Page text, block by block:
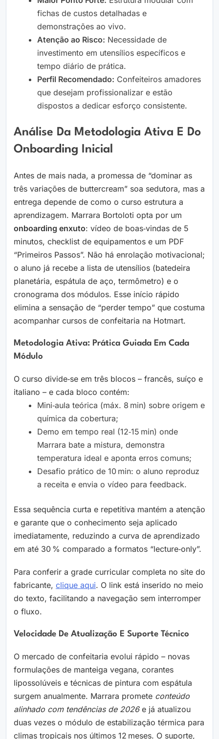
fichas de custos detalhadas e
demonstrações ao vivo.
Atenção ao Risco: Necessidade de
investimento em utensílios específicos e
tempo diário de prática.
Perfil Recomendado: Confeiteiros amadores
que desejam profissionalizar e estão
dispostos a dedicar esforço consistente.
Análise Da Metodologia Ativa E Do
Onboarding Inicial
Antes de mais nada, a promessa de “dominar as
três variações de buttercream” soa sedutora, mas a
entrega depende de como o curso estrutura a
aprendizagem. Marrara Bortoloti opta por um
onboarding enxuto: vídeo de boas‑vindas de 5
minutos, checklist de equipamentos e um PDF
“Primeiros Passos”. Não há enrolação motivacional;
o aluno já recebe a lista de utensílios (batedeira
planetária, espátula de aço, termômetro) e o
cronograma dos módulos. Esse início rápido
elimina a sensação de “perder tempo” que costuma
acompanhar cursos de confeitaria na Hotmart.
Metodologia Ativa: Prática Guiada Em Cada
Módulo
O curso divide‑se em três blocos – francês, suíço e
italiano – e cada bloco contém:
Mini‑aula teórica (máx. 8 min) sobre origem e
química da cobertura;
Demo em tempo real (12‑15 min) onde
Marrara bate a mistura, demonstra
temperatura ideal e aponta erros comuns;
Desafio prático de 10 min: o aluno reproduz
a receita e envia o vídeo para feedback.
Essa sequência curta e repetitiva mantém a atenção
e garante que o conhecimento seja aplicado
imediatamente, reduzindo a curva de aprendizado
em até 30 % comparado a formatos “lecture‑only”.
Para conferir a grade curricular completa no site do
fabricante, clique aqui. O link está inserido no meio
do texto, facilitando a navegação sem interromper
o fluxo.
Velocidade De Atualização E Suporte Técnico
O mercado de confeitaria evolui rápido – novas
formulações de manteiga vegana, corantes
lipossolúveis e técnicas de pintura com espátula
surgem anualmente. Marrara promete conteúdo
alinhado com tendências de 2026e já atualizou
duas vezes o módulo de estabilização térmica para
climas tropicais nos últimos 12 meses. O suporte,